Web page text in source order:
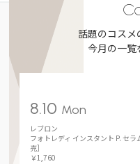
話題のコスメ
今月の一覧
8.10 Mon
レブロン
フォトレディ インスタント P. セ
売］
￥1,760